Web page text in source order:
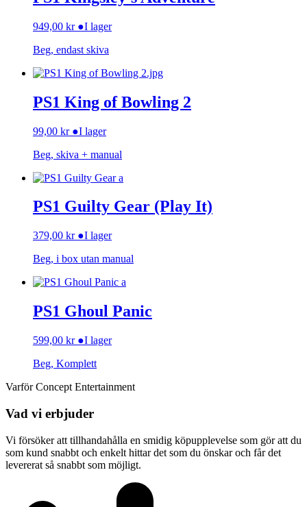
949,00 kr ●I lager
Beg, endast skiva
PS1 King of Bowling 2
99,00 kr ●I lager
Beg, skiva + manual
PS1 Guilty Gear (Play It)
379,00 kr ●I lager
Beg, i box utan manual
PS1 Ghoul Panic
599,00 kr ●I lager
Beg, Komplett
Varför Concept Entertainment
Vad vi erbjuder
Vi försöker att tillhandahålla en smidig köpupplevelse som gör att du
som kund snabbt och enkelt hittar det som du önskar och får det
levererat så snabbt som möjligt.